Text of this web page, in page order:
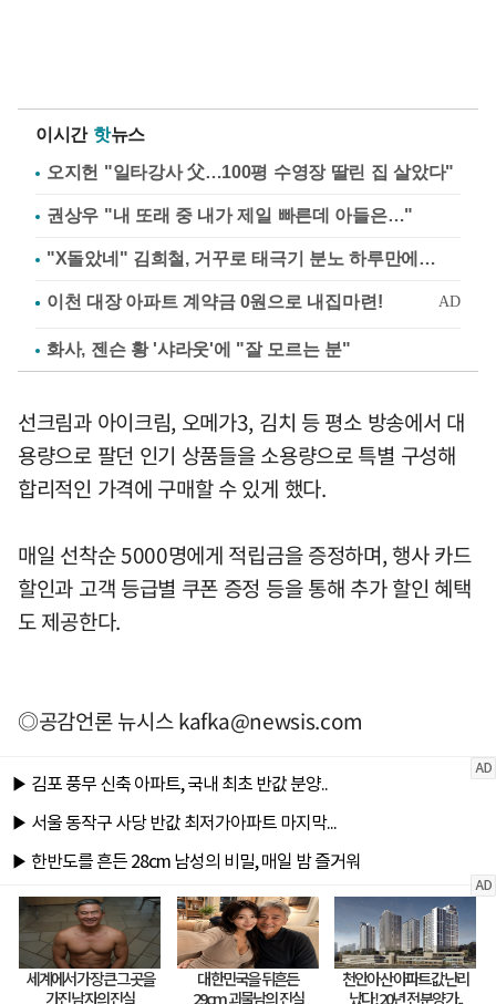
이시간 핫뉴스
오지헌 "일타강사 父…100평 수영장 딸린 집 살았다"
권상우 "내 또래 중 내가 제일 빠른데 아들은…"
"X돌았네" 김희철, 거꾸로 태극기 분노 하루만에…
화사, 젠슨 황 '샤라웃'에 "잘 모르는 분"
선크림과 아이크림, 오메가3, 김치 등 평소 방송에서 대
용량으로 팔던 인기 상품들을 소용량으로 특별 구성해
합리적인 가격에 구매할 수 있게 했다.
매일 선착순 5000명에게 적립금을 증정하며, 행사 카드
할인과 고객 등급별 쿠폰 증정 등을 통해 추가 할인 혜택
도 제공한다.
◎공감언론 뉴시스kafka@newsis.com